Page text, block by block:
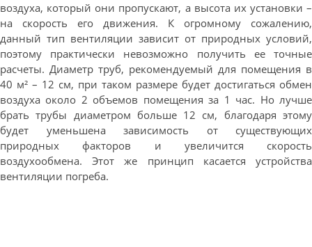
воздуха, который они пропускают, а высота их установки –
на скорость его движения. К огромному сожалению,
данный тип вентиляции зависит от природных условий,
поэтому практически невозможно получить ее точные
расчеты. Диаметр труб, рекомендуемый для помещения в
40 м² – 12 см, при таком размере будет достигаться обмен
воздуха около 2 объемов помещения за 1 час. Но лучше
брать трубы диаметром больше 12 см, благодаря этому
будет уменьшена зависимость от существующих
природных факторов и увеличится скорость
воздухообмена. Этот же принцип касается устройства
вентиляции погреба.